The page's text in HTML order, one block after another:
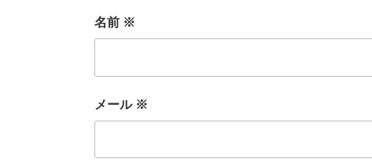
名前 ※
メール ※